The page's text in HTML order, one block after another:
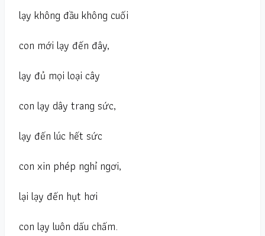
lạy không đầu không cuối
con mới lạy đến đây,
lạy đủ mọi loại cây
con lạy dây trang sức,
lạy đến lúc hết sức
con xin phép nghỉ ngơi,
lại lạy đến hụt hơi
con lạy luôn dấu chấm.